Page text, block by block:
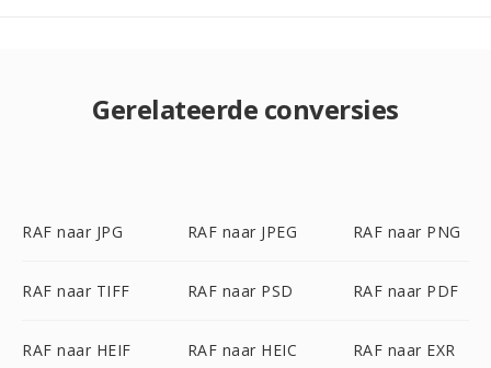
Gerelateerde conversies
RAF naar JPG RAF naar JPEG RAF naar PNG
RAF naar TIFF RAF naar PSD RAF naar PDF
RAF naar HEIF RAF naar HEIC RAF naar EXR